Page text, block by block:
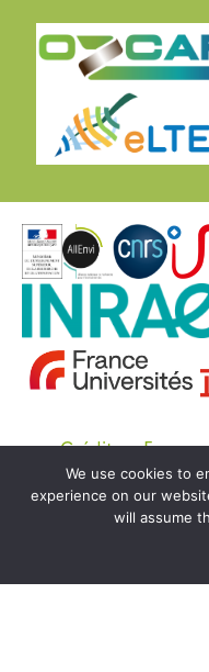
Crédits Espace
© Copyright
We use cookies to
experience on our
will assume